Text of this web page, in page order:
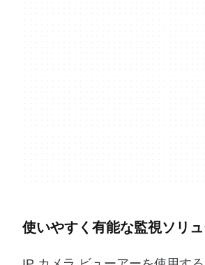
使いやすく有能な監視ソリ